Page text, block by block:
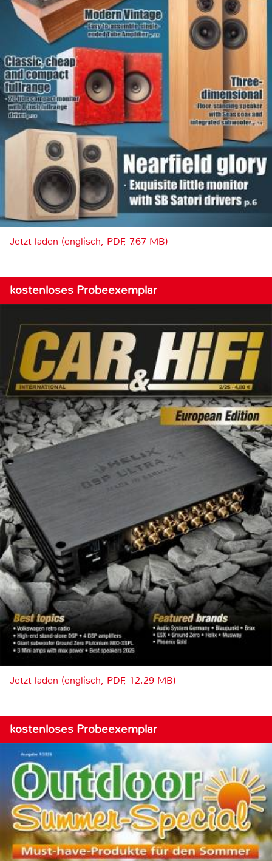
Jetzt laden (englisch, PDF, 7.67 MB)
kostenloses Probeexemplar
Jetzt laden (englisch, PDF, 12.29 MB)
kostenloses Probeexemplar